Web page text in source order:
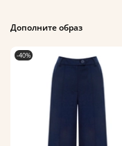
Дополните образ
-40%